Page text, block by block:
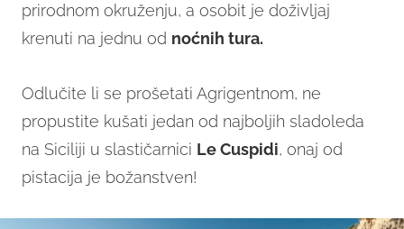
prirodnom okruženju, a osobit je doživljaj
krenuti na jednu od noćnih tura.
Odlučite li se prošetati Agrigentnom, ne
propustite kušati jedan od najboljih sladoleda
na Siciliji u slastičarnici Le Cuspidi, onaj od
pistacija je božanstven!